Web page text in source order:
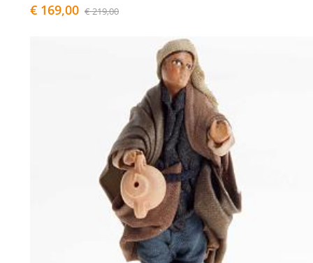
€ 169,00 € 219,00